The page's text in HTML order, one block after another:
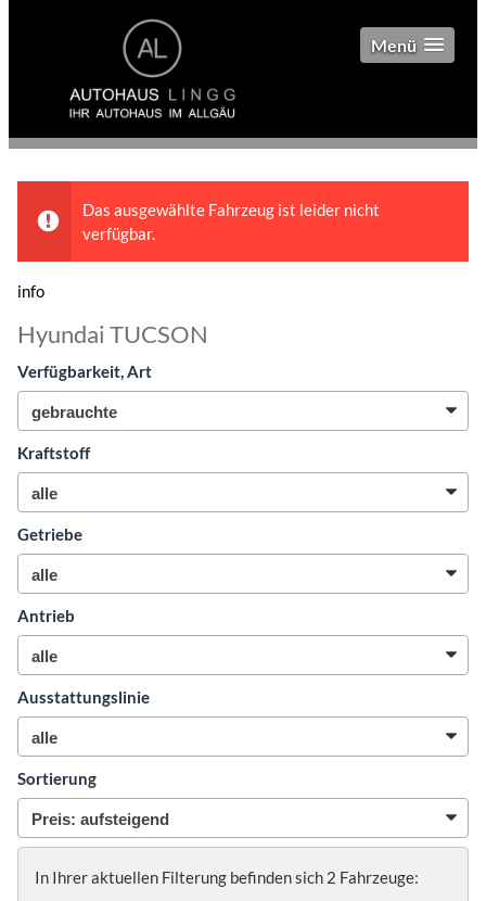
Menü
Das ausgewählte Fahrzeug ist leider nicht
verfügbar.
info
Hyundai TUCSON
Verfügbarkeit, Art
Kraftstoff
Getriebe
Antrieb
Ausstattungslinie
Sortierung
In Ihrer aktuellen Filterung befinden sich 2 Fahrzeuge: